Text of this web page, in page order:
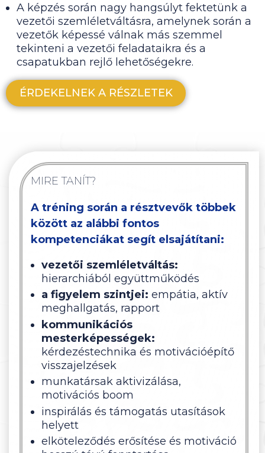
A képzés során nagy hangsúlyt fektetünk a
vezetői szemléletváltásra, amelynek során a
vezetők képessé válnak más szemmel
tekinteni a vezetői feladataikra és a
csapatukban rejlő lehetőségekre.
ÉRDEKELNEK A RÉSZLETEK
MIRE TANÍT?
A tréning során a résztvevők többek
között az alábbi fontos
kompetenciákat segít elsajátítani:
vezetői szemléletváltás:
hierarchiából együttműködés
a figyelem szintjei: empátia, aktív
meghallgatás, rapport
kommunikációs
mesterképességek:
kérdezéstechnika és motivációépítő
visszajelzések
munkatársak aktivizálása,
motivációs boom
inspirálás és támogatás utasítások
helyett
elköteleződés erősítése és motiváció